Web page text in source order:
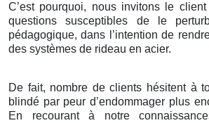
C’est pourquoi, nous invitons le
questions susceptibles de le
pédagogique, dans l’intention de
des systèmes de rideau en acier.
De fait, nombre de clients hésitent à
blindé par peur d’endommager plus
En recourant à notre